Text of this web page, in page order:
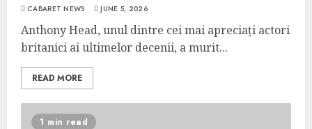
CABARET NEWS JUNE 5, 2026
Anthony Head, unul dintre cei mai apreciați actori
britanici ai ultimelor decenii, a murit...
READ MORE
1 min read